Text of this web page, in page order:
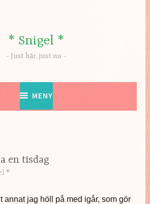
* Snigel *
Just här, just nu
MENY
en tisdag
*
annat jag höll på med igår, som gör